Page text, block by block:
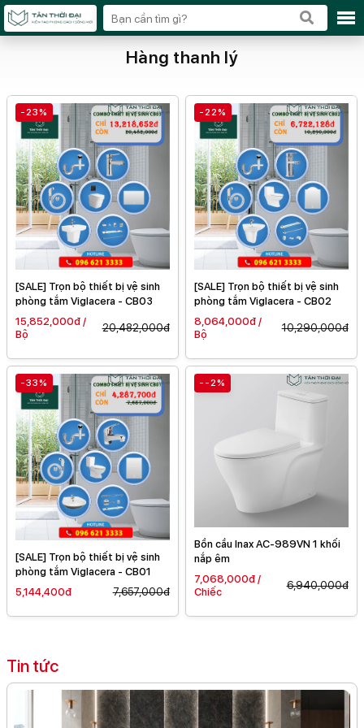
Hàng thanh lý
-23%
[SALE] Trọn bộ thiết bị vệ sinh
phòng tắm Viglacera - CB03
15,852,000đ /
Bộ
20,482,000đ
-22%
[SALE] Trọn bộ thiết bị vệ sinh
phòng tắm Viglacera - CB02
8,064,000đ /
Bộ
10,290,000đ
-33%
[SALE] Trọn bộ thiết bị vệ sinh
phòng tắm Viglacera - CB01
5,144,400đ
7,657,000đ
--2%
Bồn cầu Inax AC-989VN 1 khối
nắp êm
7,068,000đ /
Chiếc
6,940,000đ
Tin tức